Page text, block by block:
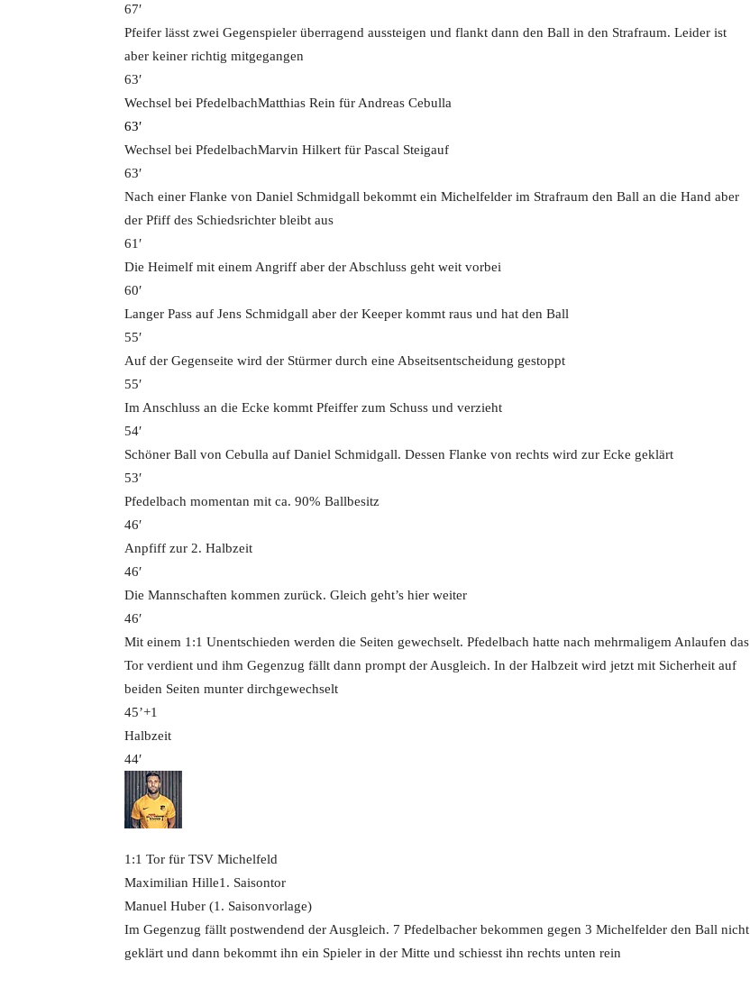
67′
Pfeifer lässt zwei Gegenspieler überragend aussteigen und flankt dann den Ball in den Strafraum. Leider ist
aber keiner richtig mitgegangen
63′
Wechsel bei PfedelbachMatthias Rein für Andreas Cebulla
63′
Wechsel bei PfedelbachMarvin Hilkert für Pascal Steigauf
63′
Nach einer Flanke von Daniel Schmidgall bekommt ein Michelfelder im Strafraum den Ball an die Hand aber
der Pfiff des Schiedsrichter bleibt aus
61′
Die Heimelf mit einem Angriff aber der Abschluss geht weit vorbei
60′
Langer Pass auf Jens Schmidgall aber der Keeper kommt raus und hat den Ball
55′
Auf der Gegenseite wird der Stürmer durch eine Abseitsentscheidung gestoppt
55′
Im Anschluss an die Ecke kommt Pfeiffer zum Schuss und verzieht
54′
Schöner Ball von Cebulla auf Daniel Schmidgall. Dessen Flanke von rechts wird zur Ecke geklärt
53′
Pfedelbach momentan mit ca. 90% Ballbesitz
46′
Anpfiff zur 2. Halbzeit
46′
Die Mannschaften kommen zurück. Gleich geht’s hier weiter
46′
Mit einem 1:1 Unentschieden werden die Seiten gewechselt. Pfedelbach hatte nach mehrmaligem Anlaufen das
Tor verdient und ihm Gegenzug fällt dann prompt der Ausgleich. In der Halbzeit wird jetzt mit Sicherheit auf
beiden Seiten munter dirchgewechselt
45’+1
Halbzeit
44′
1:1 Tor für TSV Michelfeld
Maximilian Hille1. Saisontor
Manuel Huber (1. Saisonvorlage)
Im Gegenzug fällt postwendend der Ausgleich. 7 Pfedelbacher bekommen gegen 3 Michelfelder den Ball nicht
geklärt und dann bekommt ihn ein Spieler in der Mitte und schiesst ihn rechts unten rein